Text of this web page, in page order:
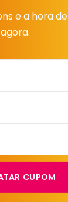
e a hora de
CUPOM